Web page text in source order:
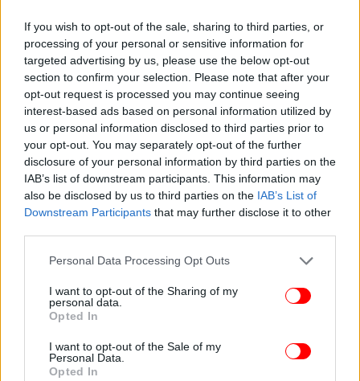
If you wish to opt-out of the sale, sharing to third parties, or
processing of your personal or sensitive information for
targeted advertising by us, please use the below opt-out
section to confirm your selection. Please note that after your
opt-out request is processed you may continue seeing
interest-based ads based on personal information utilized by
us or personal information disclosed to third parties prior to
your opt-out. You may separately opt-out of the further
disclosure of your personal information by third parties on the
IAB’s list of downstream participants. This information may
also be disclosed by us to third parties on the IAB’s List of
Downstream Participants that may further disclose it to other
Please note that this website/app uses one or more Google
not limited to your visit or usage behaviour. You may click to
grant or deny consent to Google and its third-party tags to
use your data for below specified purposes in below Google
consent section.
Personal Data Processing Opt Outs
I want to opt-out of the Sharing of my
personal data.
Opted In
I want to opt-out of the Sale of my
Personal Data.
Opted In